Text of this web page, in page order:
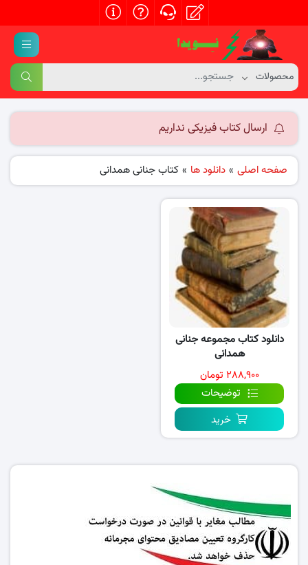
ارسال کتاب فیزیکی نداریم
صفحه اصلی » دانلود ها » کتاب جنانی همدانی
دانلود کتاب مجموعه جنانی
همدانی
۲۸۸,۹۰۰ تومان
توضیحات
خرید